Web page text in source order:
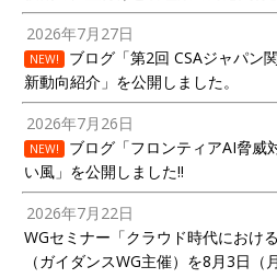
2026年7月27日
NEW!
ブログ「第2回 CSAジャパン
新動向紹介」を公開しました。
2026年7月26日
NEW!
ブログ「フロンティアAI脅威
い風」を公開しました!!
2026年7月22日
WGセミナー「クラウド時代におけ
（ガイダンスWG主催）を8月3日（